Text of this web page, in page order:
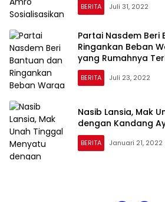
BERITA Juli 31, 2022
Partai Nasdem Beri
Ringankan Beban
yang Rumahnya
BERITA Juli 23, 2022
Nasib Lansia, Mak
dengan Kandang
BERITA Januari 21, 2022